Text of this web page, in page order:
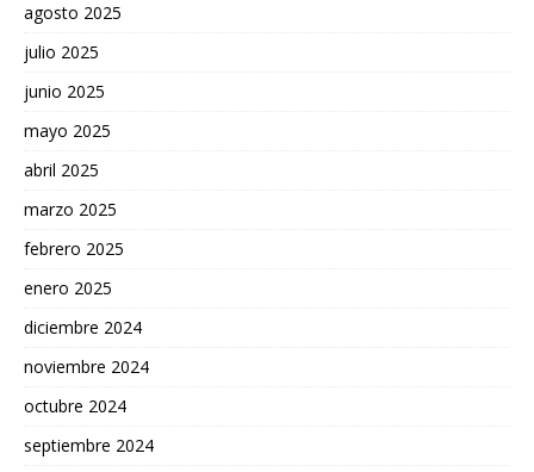
agosto 2025
julio 2025
junio 2025
mayo 2025
abril 2025
marzo 2025
febrero 2025
enero 2025
diciembre 2024
noviembre 2024
octubre 2024
septiembre 2024